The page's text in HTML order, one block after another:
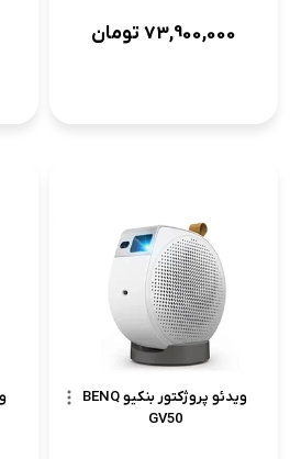
73,900,000تومان
ویدئو پروژکتور بنکیو BENQ
GV50